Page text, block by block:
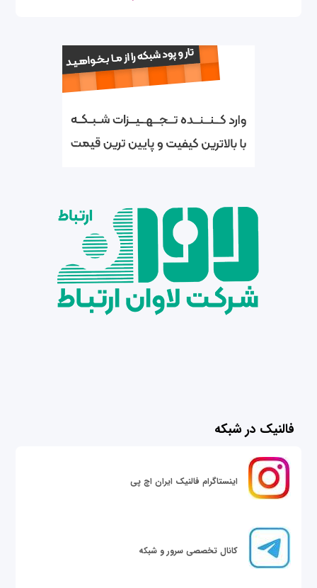
فالنیک در شبکه
اینستاگرام فالنیک ایران اچ پی
کانال تخصصی سرور و شبکه